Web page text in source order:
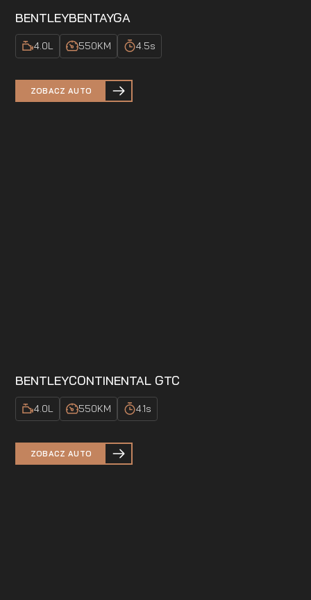
BENTLEYBENTAYGA
4.0L 550KM 4.5s
ZOBACZ AUTO
BENTLEYCONTINENTAL GTC
4.0L 550KM 4.1s
ZOBACZ AUTO